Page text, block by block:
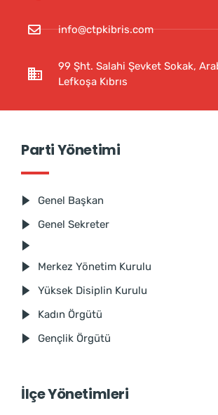
info@ctpkibris.com
99 Şht. Salahi Şevket Sokak,
Lefkoşa Kıbrıs
Parti Yönetimi
Genel Başkan
Genel Sekreter
Merkez Yönetim Kurulu
Yüksek Disiplin Kurulu
Kadın Örgütü
Gençlik Örgütü
İlçe Yönetimleri